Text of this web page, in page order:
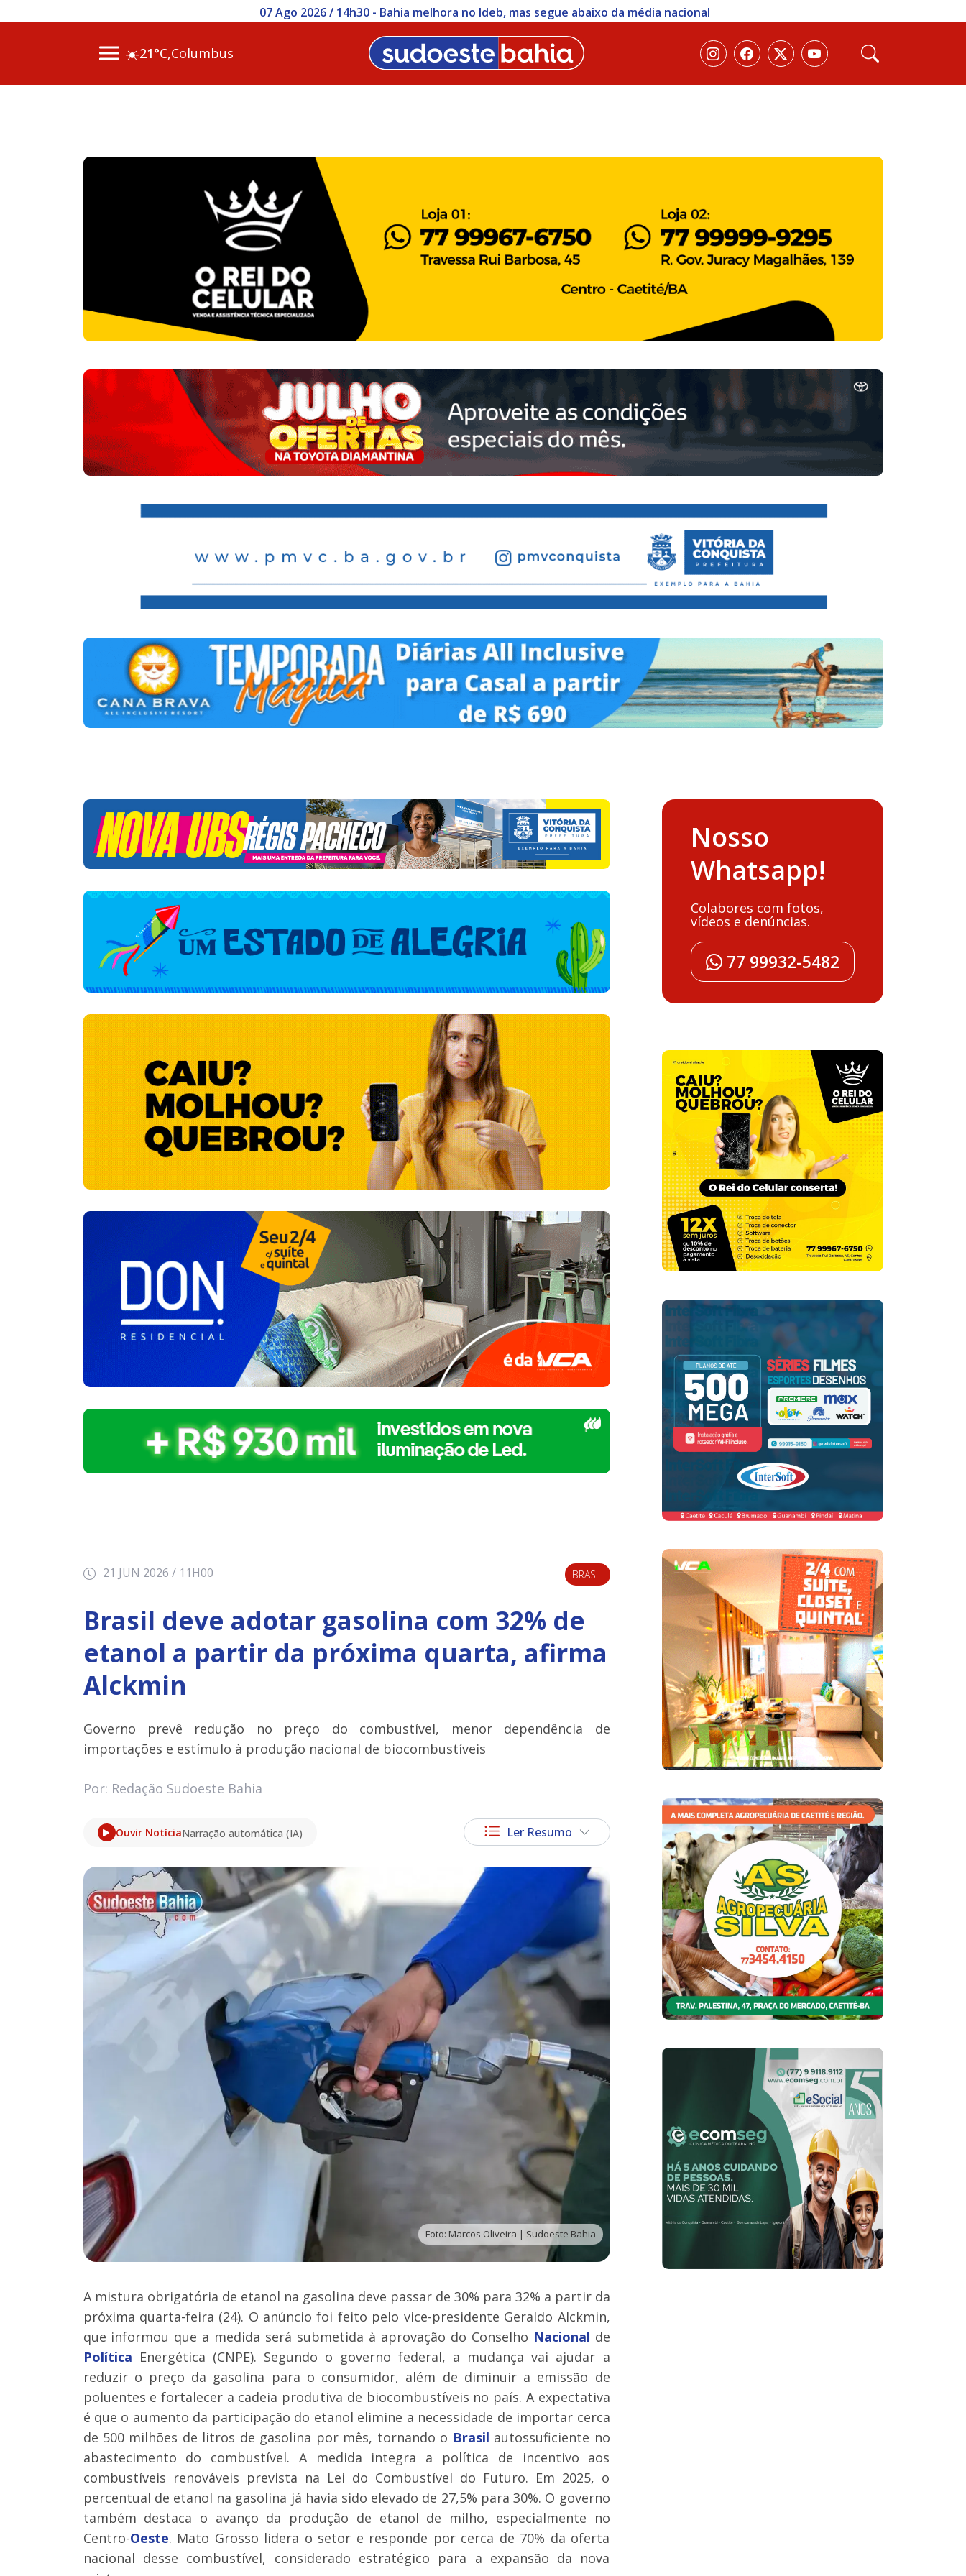
07 Ago 2026 / 14h30 - Bahia melhora no Ideb, mas segue abaixo da média nacional
☀️21°C,Columbus
21 JUN 2026 / 11H00 BRASIL
Brasil deve adotar gasolina com 32% de
etanol a partir da próxima quarta, afirma
Alckmin
Governo prevê redução no preço do combustível, menor dependência de
importações e estímulo à produção nacional de biocombustíveis
Por: Redação Sudoeste Bahia
Ouvir NotíciaNarração automática (IA) Ler Resumo
Foto: Marcos Oliveira | Sudoeste Bahia
A mistura obrigatória de etanol na gasolina deve passar de 30% para 32% a partir da
próxima quarta-feira (24). O anúncio foi feito pelo vice-presidente Geraldo Alckmin,
que informou que a medida será submetida à aprovação do Conselho Nacional de
Política Energética (CNPE). Segundo o governo federal, a mudança vai ajudar a
reduzir o preço da gasolina para o consumidor, além de diminuir a emissão de
poluentes e fortalecer a cadeia produtiva de biocombustíveis no país. A expectativa
é que o aumento da participação do etanol elimine a necessidade de importar cerca
de 500 milhões de litros de gasolina por mês, tornando o Brasil autossuficiente no
abastecimento do combustível. A medida integra a política de incentivo aos
combustíveis renováveis prevista na Lei do Combustível do Futuro. Em 2025, o
percentual de etanol na gasolina já havia sido elevado de 27,5% para 30%. O governo
também destaca o avanço da produção de etanol de milho, especialmente no
Centro-Oeste. Mato Grosso lidera o setor e responde por cerca de 70% da oferta
nacional desse combustível, considerado estratégico para a expansão da nova
Nosso
Whatsapp!
Colabores com fotos,
vídeos e denúncias.
77 99932-5482